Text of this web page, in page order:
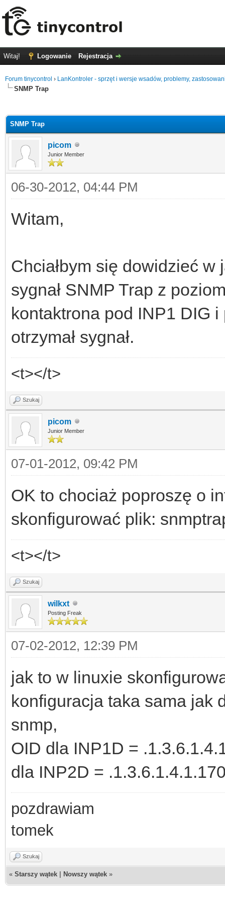
Witaj! Logowanie Rejestracja
Forum tinycontrol › LanKontroler - sprzęt i wersje wsadów, problemy,
SNMP Trap
SNMP Trap
picom
Junior Member
06-30-2012, 04:44 PM
Witam,
Chciałbym się dowidzieć w
sygnał SNMP Trap z
kontaktrona pod INP1 DIG
otrzymał sygnał.
<t></t>
Szukaj
picom
Junior Member
07-01-2012, 09:42 PM
OK to chociaż poproszę o
skonfigurować plik:
<t></t>
Szukaj
wilkxt
Posting Freak
07-02-2012, 12:39 PM
jak to w linuxie
konfiguracja taka sama jak
snmp,
OID dla INP1D =
dla INP2D =
pozdrawiam
tomek
Szukaj
« Starszy wątek Nowszy wątek »